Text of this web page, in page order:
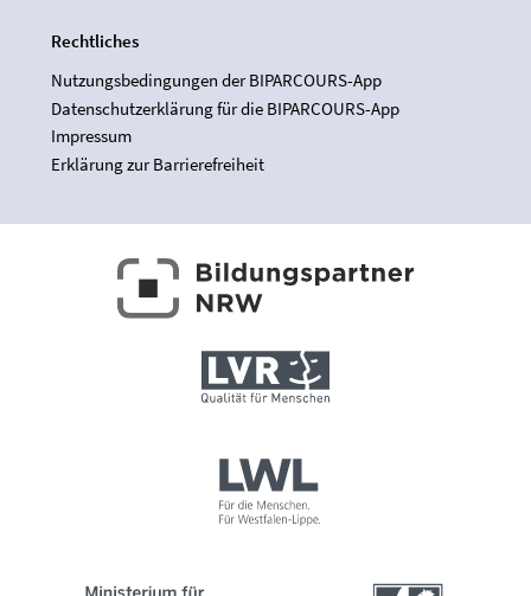
Rechtliches
Nutzungsbedingungen der BIPARCOURS-App
Datenschutzerklärung für die BIPARCOURS-App
Impressum
Erklärung zur Barrierefreiheit